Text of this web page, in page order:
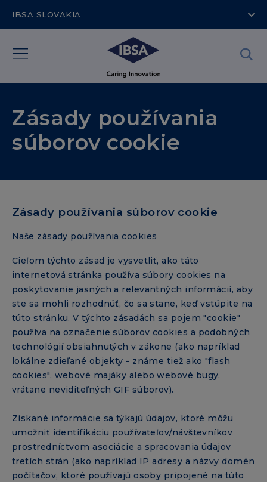
IBSA SLOVAKIA
Zásady používania
súborov cookie
Zásady používania súborov cookie
Naše zásady používania cookies
Cieľom týchto zásad je vysvetliť, ako táto
internetová stránka používa súbory cookies na
poskytovanie jasných a relevantných informácií, aby
ste sa mohli rozhodnúť, čo sa stane, keď vstúpite na
túto stránku. V týchto zásadách sa pojem "cookie"
používa na označenie súborov cookies a podobných
technológií obsiahnutých v zákone (ako napríklad
lokálne zdieľané objekty - známe tiež ako "flash
cookies", webové majáky alebo webové bugy,
vrátane neviditeľných GIF súborov).
Získané informácie sa týkajú údajov, ktoré môžu
umožniť identifikáciu používateľov/návštevníkov
prostredníctvom asociácie a spracovania údajov
tretích strán (ako napríklad IP adresy a názvy domén
počítačov, ktoré používajú osoby pripojené na túto